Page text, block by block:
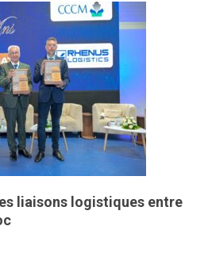
liaisons logistiques entre